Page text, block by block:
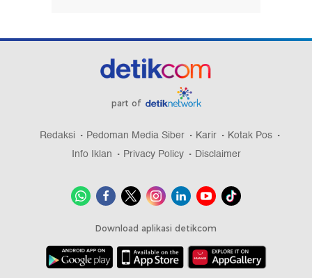
part of
Redaksi Pedoman Media Siber Karir
Kotak Pos
Info Iklan
Privacy Policy Disclaimer
Download aplikasi detikcom